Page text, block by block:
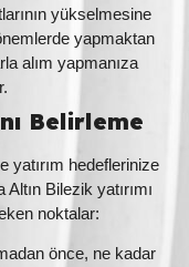
yükselmesine
yapmaktan
alım yapmanıza
Belirleme
yatırım hedeflerinize
Bilezik yatırımı
noktalar:
önce, ne kadar